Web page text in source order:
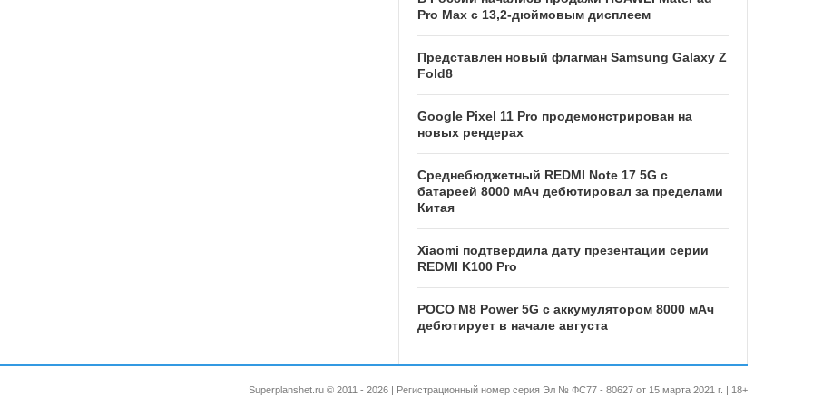
Pro Max с 13,2-дюймовым дисплеем
Представлен новый флагман Samsung Galaxy Z
Fold8
Google Pixel 11 Pro продемонстрирован на
новых рендерах
Среднебюджетный REDMI Note 17 5G с
батареей 8000 мАч дебютировал за пределами
Китая
Xiaomi подтвердила дату презентации серии
REDMI K100 Pro
POCO M8 Power 5G с аккумулятором 8000 мАч
дебютирует в начале августа
Superplanshet.ru © 2011 - 2026 | Регистрационный номер серия Эл № ФС77 - 80627 от 15 марта 2021 г. | 18+